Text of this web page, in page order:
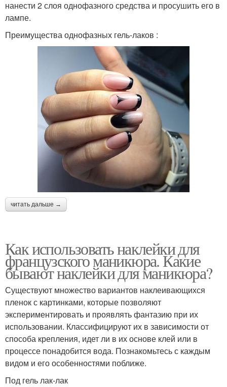
нанести 2 слоя однофазного средства и просушить его в
лампе.
Преимущества однофазных гель-лаков :
читать дальше →
Как использовать наклейки для
французского маникюра. Какие
бывают наклейки для маникюра?
Существуют множество вариантов наклеивающихся
пленок с картинками, которые позволяют
экспериментировать и проявлять фантазию при их
использовании. Классифицируют их в зависимости от
способа крепления, идет ли в их основе клей или в
процессе понадобится вода. Познакомьтесь с каждым
видом и его особенностями поближе.
Под гель лак-лак